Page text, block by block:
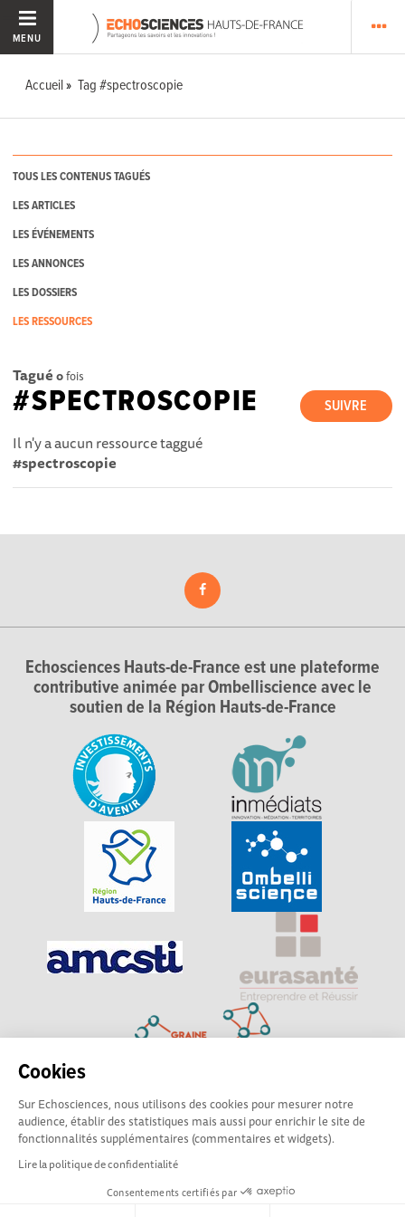
Cookies
Sur Echosciences, nous utilisons des cookies pour mesurer notre
audience, établir des statistiques mais aussi pour enrichir le site de
fonctionnalités supplémentaires (commentaires et widgets).
Lire la politique de confidentialité
Consentements certifiés par
MENU
Accueil Tag #spectroscopie
TOUS LES CONTENUS TAGUÉS
LES ARTICLES
LES ÉVÉNEMENTS
LES ANNONCES
LES DOSSIERS
LES RESSOURCES
Tagué 0fois
SUIVRE
#SPECTROSCOPIE
Il n'y a aucun ressource taggué
#spectroscopie
Echosciences Hauts-de-France est une plateforme
contributive animée par Ombelliscience avec le
soutien de la Région Hauts-de-France
Explorer, s’exprimer, rentrer en contact : Echosciences
Hauts-de-France est le réseau social des amateurs de
sciences et de technologies du territoire
Mentions légales|Politique de confidentialité